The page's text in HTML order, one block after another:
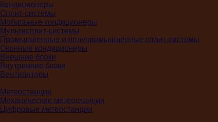
Кондиционеры
Сплит-системы
Мобильные кондиционеры
Мультисплит-системы
Промышленные и полупромышленные сплит-системы
Оконные кондиционеры
Внешние блоки
Внутренние блоки
Вентиляторы
Метеостанции
Механические метеостанции
Цифровые метеостанции